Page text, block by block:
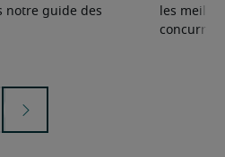
notre guide des
les